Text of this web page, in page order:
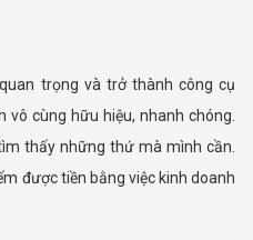
trọng và trở thành công cụ
cùng hữu hiệu, nhanh chóng.
thấy những thứ mà mình cần.
được tiền bằng việc kinh doanh